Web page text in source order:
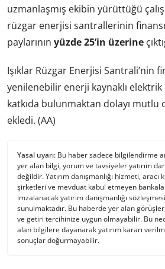
uzmanlaşmış ekibin yürüttüğü
rüzgar enerjisi santrallerinin
paylarının yüzde 25’in üzerine
Işıklar Rüzgar Enerjisi Santrali’nin
yenilenebilir enerji kaynaklı elektrik
katkıda bulunmaktan dolayı mutlu
ekledi. (AA)
Yasal uyarı: Bu haber sadece bilgilendirme
yer alan bilgi, yorum ve tavsiyeler yatırım
değildir. Yatırım danışmanlığı hizmeti,
şirketleri ve mevduat kabul etmeyen
imzalanacak yatırım danışmanlığı
sunulmaktadır. Bu haberde yer alan
ve getiri tercihinize uygun olmayabilir. Bu
alan bilgilere dayanarak yatırım kararı
sonuçlar doğurmayabilir.